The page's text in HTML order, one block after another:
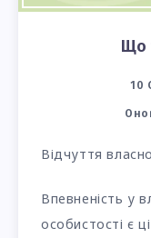
Що
10
Відчуття
Впевненість у
особистості є